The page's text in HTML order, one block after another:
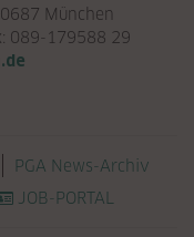
München
089-179588 29
PGA News-Archiv
JOB-PORTAL